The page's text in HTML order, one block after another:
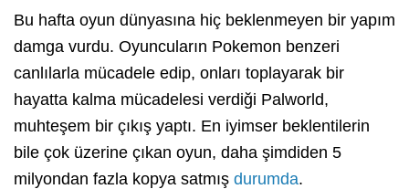
Bu hafta oyun dünyasına hiç beklenmeyen bir yapım
damga vurdu. Oyuncuların Pokemon benzeri
canlılarla mücadele edip, onları toplayarak bir
hayatta kalma mücadelesi verdiği Palworld,
muhteşem bir çıkış yaptı. En iyimser beklentilerin
bile çok üzerine çıkan oyun, daha şimdiden 5
milyondan fazla kopya satmış durumda.